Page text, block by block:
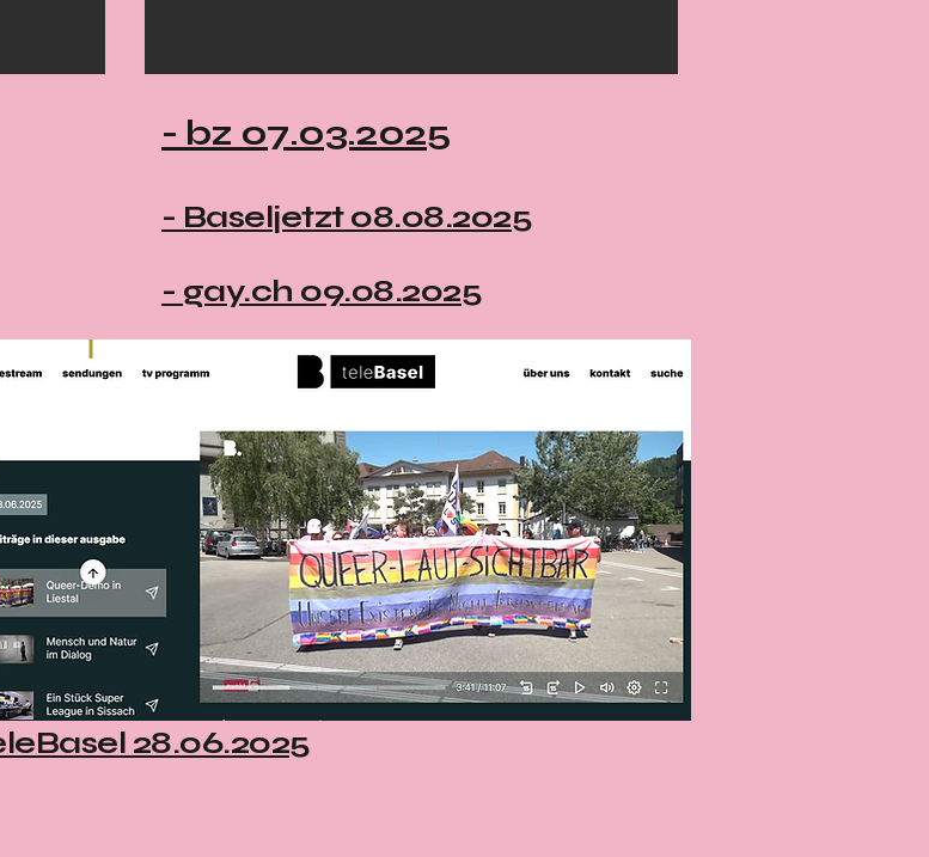
- bz 07.03.2025
- Baseljetzt 08.08.2025
- gay.ch 09.08.2025
28.06.2025